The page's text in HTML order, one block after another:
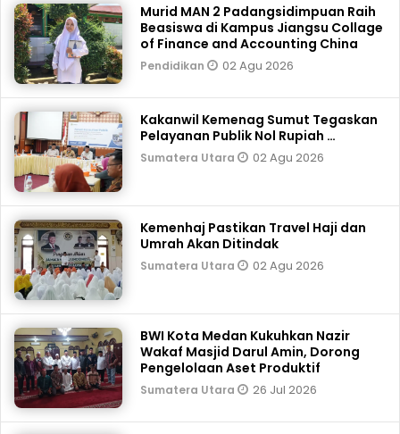
Murid MAN 2 Padangsidimpuan Raih
Beasiswa di Kampus Jiangsu Collage
of Finance and Accounting China
Pendidikan 02 Agu 2026
Kakanwil Kemenag Sumut Tegaskan
Pelayanan Publik Nol Rupiah …
Sumatera Utara 02 Agu 2026
Kemenhaj Pastikan Travel Haji dan
Umrah Akan Ditindak
Sumatera Utara 02 Agu 2026
BWI Kota Medan Kukuhkan Nazir
Wakaf Masjid Darul Amin, Dorong
Pengelolaan Aset Produktif
Sumatera Utara 26 Jul 2026